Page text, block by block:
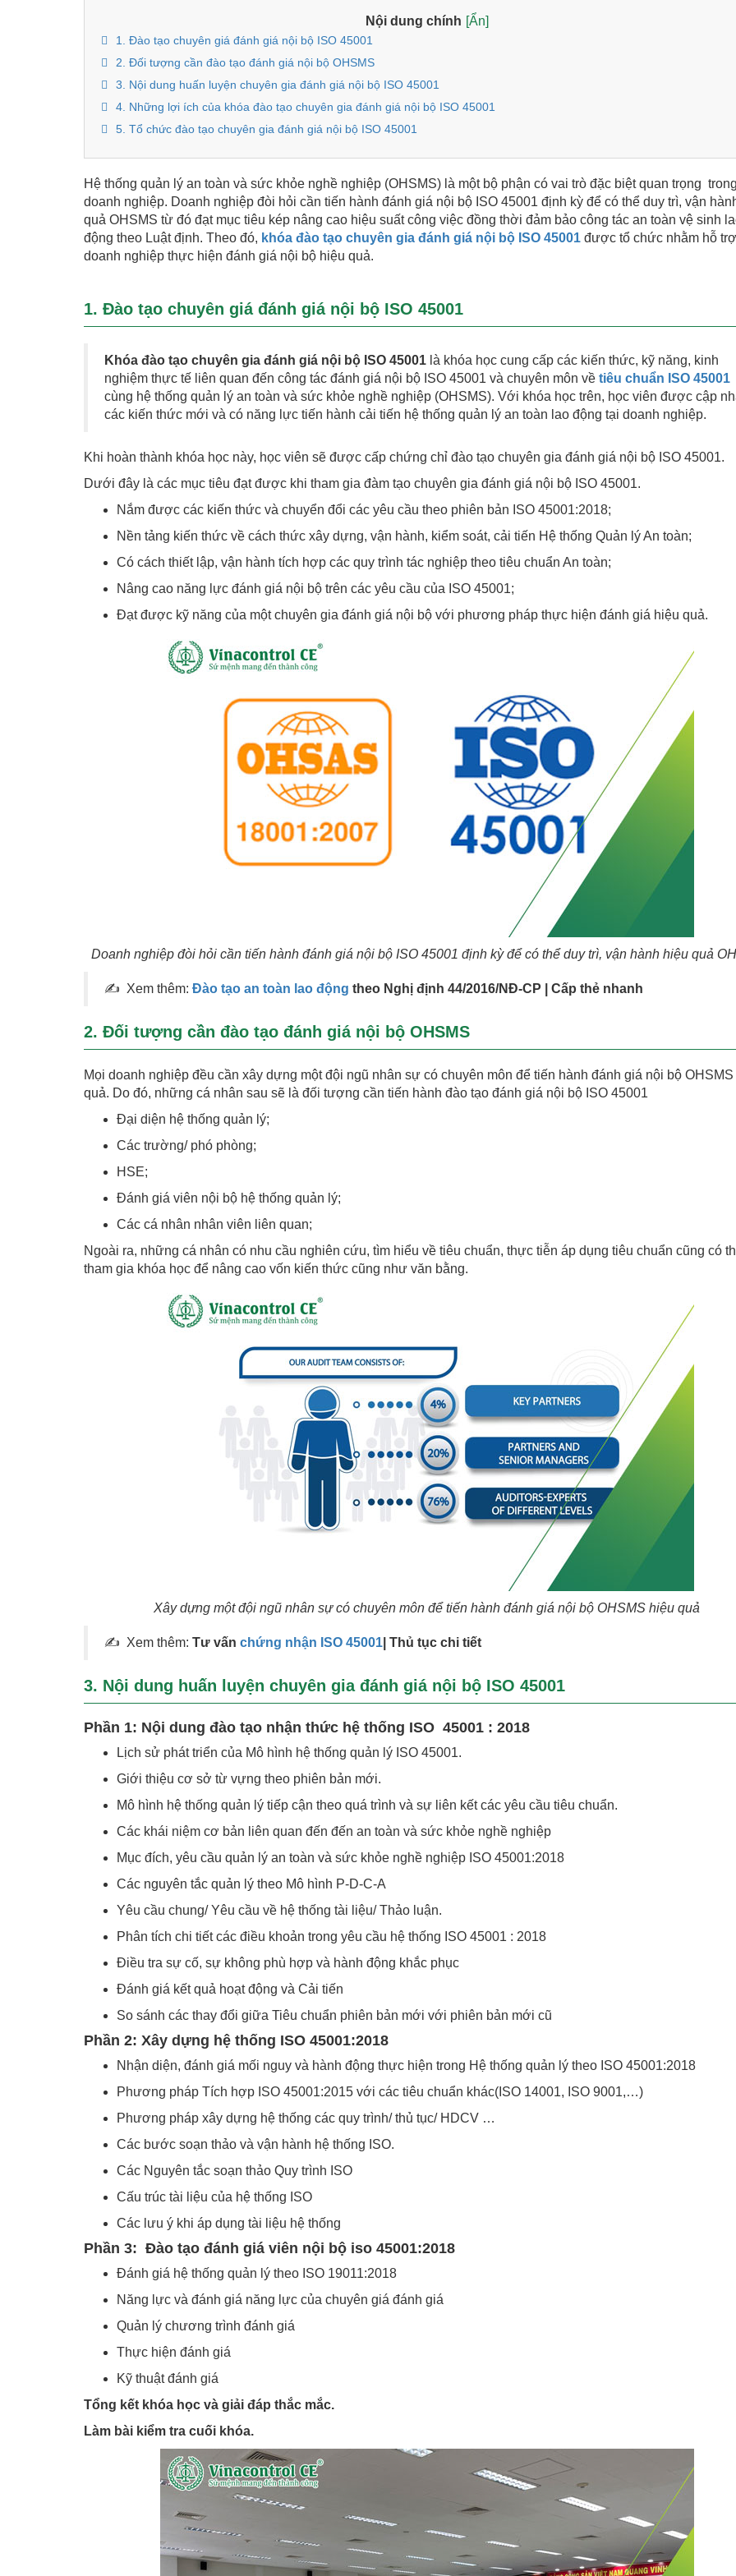
Nội dung chính [Ẩn]
1. Đào tạo chuyên giá đánh giá nội bộ ISO 45001
2. Đối tượng cần đào tạo đánh giá nội bộ OHSMS
3. Nội dung huấn luyện chuyên gia đánh giá nội bộ ISO 45001
4. Những lợi ích của khóa đào tạo chuyên gia đánh giá nội bộ ISO 45001
5. Tổ chức đào tạo chuyên gia đánh giá nội bộ ISO 45001
Hệ thống quản lý an toàn và sức khỏe nghề nghiệp (OHSMS) là một bộ phận có vai trò đặc biệt quan trọng
doanh nghiệp. Doanh nghiệp đòi hỏi cần tiến hành đánh giá nội bộ ISO 45001 định kỳ để có thể duy trì, vận
quả OHSMS từ đó đạt mục tiêu kép nâng cao hiệu suất công việc đồng thời đảm bảo công tác an toàn vệ sinh
động theo Luật định. Theo đó, khóa đào tạo chuyên gia đánh giá nội bộ ISO 45001 được tổ chức nhằm hỗ trợ
doanh nghiệp thực hiện đánh giá nội bộ hiệu quả.
1. Đào tạo chuyên giá đánh giá nội bộ ISO 45001
Khóa đào tạo chuyên gia đánh giá nội bộ ISO 45001 là khóa học cung cấp các kiến thức, kỹ năng, kinh
nghiệm thực tế liên quan đến công tác đánh giá nội bộ ISO 45001 và chuyên môn về tiêu chuẩn ISO 45001
cùng hệ thống quản lý an toàn và sức khỏe nghề nghiệp (OHSMS). Với khóa học trên, học viên được cập
các kiến thức mới và có năng lực tiến hành cải tiến hệ thống quản lý an toàn lao động tại doanh nghiệp.
Khi hoàn thành khóa học này, học viên sẽ được cấp chứng chỉ đào tạo chuyên gia đánh giá nội bộ ISO 45001.
Dưới đây là các mục tiêu đạt được khi tham gia đàm tạo chuyên gia đánh giá nội bộ ISO 45001.
Nắm được các kiến thức và chuyển đổi các yêu cầu theo phiên bản ISO 45001:2018;
Nền tảng kiến thức về cách thức xây dựng, vận hành, kiểm soát, cải tiến Hệ thống Quản lý An toàn;
Có cách thiết lập, vận hành tích hợp các quy trình tác nghiệp theo tiêu chuẩn An toàn;
Nâng cao năng lực đánh giá nội bộ trên các yêu cầu của ISO 45001;
Đạt được kỹ năng của một chuyên gia đánh giá nội bộ với phương pháp thực hiện đánh giá hiệu quả.
Doanh nghiệp đòi hỏi cần tiến hành đánh giá nội bộ ISO 45001 định kỳ để có thể duy trì, vận hành hiệu quả
✍ Xem thêm: Đào tạo an toàn lao động theo Nghị định 44/2016/NĐ-CP | Cấp thẻ nhanh
2. Đối tượng cần đào tạo đánh giá nội bộ OHSMS
Mọi doanh nghiệp đều cần xây dựng một đội ngũ nhân sự có chuyên môn để tiến hành đánh giá nội bộ
quả. Do đó, những cá nhân sau sẽ là đối tượng cần tiến hành đào tạo đánh giá nội bộ ISO 45001
Đại diện hệ thống quản lý;
Các trường/ phó phòng;
HSE;
Đánh giá viên nội bộ hệ thống quản lý;
Các cá nhân nhân viên liên quan;
Ngoài ra, những cá nhân có nhu cầu nghiên cứu, tìm hiểu về tiêu chuẩn, thực tiễn áp dụng tiêu chuẩn cũng có
tham gia khóa học để nâng cao vốn kiến thức cũng như văn bằng.
Xây dựng một đội ngũ nhân sự có chuyên môn để tiến hành đánh giá nội bộ OHSMS hiệu quả
✍ Xem thêm: Tư vấn chứng nhận ISO 45001 | Thủ tục chi tiết
3. Nội dung huấn luyện chuyên gia đánh giá nội bộ ISO 45001
Phần 1: Nội dung đào tạo nhận thức hệ thống ISO 45001 : 2018
Lịch sử phát triển của Mô hình hệ thống quản lý ISO 45001.
Giới thiệu cơ sở từ vựng theo phiên bản mới.
Mô hình hệ thống quản lý tiếp cận theo quá trình và sự liên kết các yêu cầu tiêu chuẩn.
Các khái niệm cơ bản liên quan đến đến an toàn và sức khỏe nghề nghiệp
Mục đích, yêu cầu quản lý an toàn và sức khỏe nghề nghiệp ISO 45001:2018
Các nguyên tắc quản lý theo Mô hình P-D-C-A
Yêu cầu chung/ Yêu cầu về hệ thống tài liệu/ Thảo luận.
Phân tích chi tiết các điều khoản trong yêu cầu hệ thống ISO 45001 : 2018
Điều tra sự cố, sự không phù hợp và hành động khắc phục
Đánh giá kết quả hoạt động và Cải tiến
So sánh các thay đổi giữa Tiêu chuẩn phiên bản mới với phiên bản mới cũ
Phần 2: Xây dựng hệ thống ISO 45001:2018
Nhận diện, đánh giá mối nguy và hành động thực hiện trong Hệ thống quản lý theo ISO 45001:2018
Phương pháp Tích hợp ISO 45001:2015 với các tiêu chuẩn khác(ISO 14001, ISO 9001,…)
Phương pháp xây dựng hệ thống các quy trình/ thủ tục/ HDCV …
Các bước soạn thảo và vận hành hệ thống ISO.
Các Nguyên tắc soạn thảo Quy trình ISO
Cấu trúc tài liệu của hệ thống ISO
Các lưu ý khi áp dụng tài liệu hệ thống
Phần 3: Đào tạo đánh giá viên nội bộ iso 45001:2018
Đánh giá hệ thống quản lý theo ISO 19011:2018
Năng lực và đánh giá năng lực của chuyên giá đánh giá
Quản lý chương trình đánh giá
Thực hiện đánh giá
Kỹ thuật đánh giá
Tổng kết khóa học và giải đáp thắc mắc.
Làm bài kiểm tra cuối khóa.